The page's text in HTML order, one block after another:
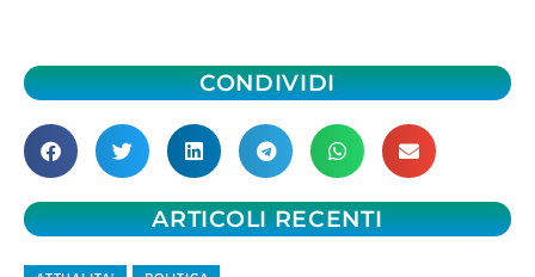
CONDIVIDI
ARTICOLI RECENTI